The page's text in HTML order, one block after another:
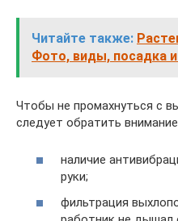
Читайте также:
Фото, виды, посадка
Чтобы не промахнуться с
следует обратить
наличие
руки;
фильтрация